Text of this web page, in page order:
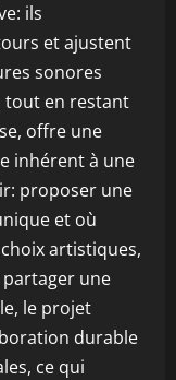
ils
et ajustent
sonores
tout en restant
offre une
inhérent à une
proposer une
et où
artistiques,
une
le projet
durable
ce qui